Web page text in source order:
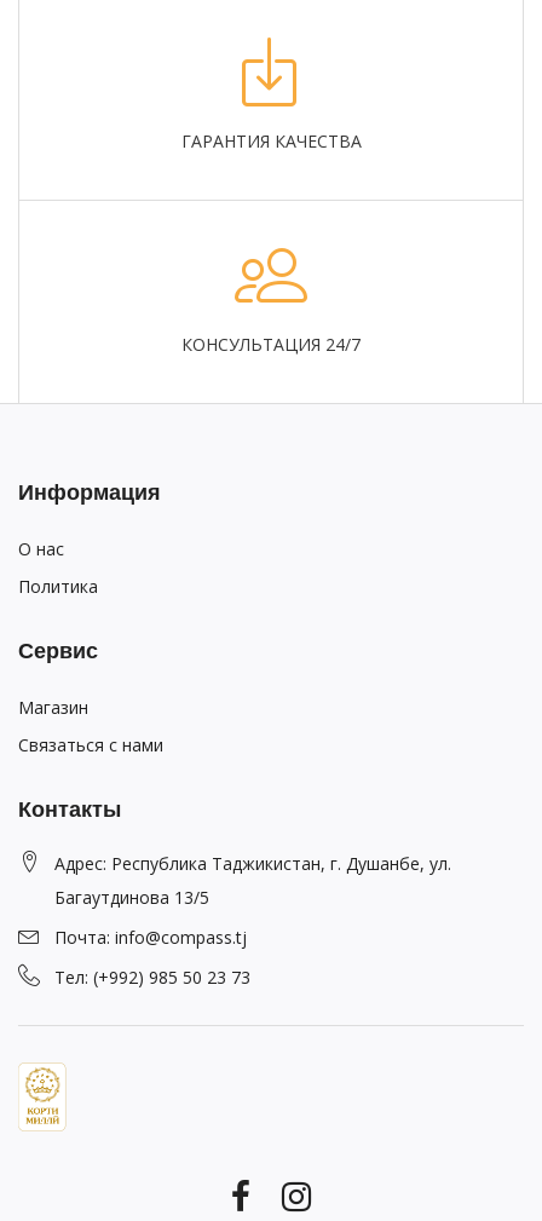
ГАРАНТИЯ КАЧЕСТВА
КОНСУЛЬТАЦИЯ 24/7
Информация
О нас
Политика
Сервис
Магазин
Связаться с нами
Контакты
Адрес: Республика Таджикистан, г. Душанбе, ул.
Багаутдинова 13/5
Почта: info@compass.tj
Тел: (+992) 985 50 23 73